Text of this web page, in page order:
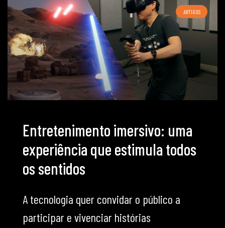
ARTIGOS
Entretenimento imersivo: uma
experiência que estimula todos
os sentidos
A tecnologia quer convidar o público a
participar e vivenciar histórias